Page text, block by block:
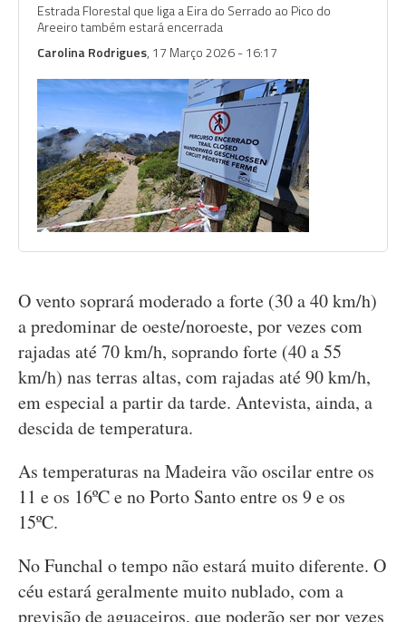
Estrada Florestal que liga a Eira do Serrado ao Pico do
Areeiro também estará encerrada
Carolina Rodrigues, 17 Março 2026 - 16:17
O vento soprará moderado a forte (30 a 40 km/h)
a predominar de oeste/noroeste, por vezes com
rajadas até 70 km/h, soprando forte (40 a 55
km/h) nas terras altas, com rajadas até 90 km/h,
em especial a partir da tarde. Antevista, ainda, a
descida de temperatura.
As temperaturas na Madeira vão oscilar entre os
11 e os 16ºC e no Porto Santo entre os 9 e os
15ºC.
No Funchal o tempo não estará muito diferente. O
céu estará geralmente muito nublado, com a
previsão de aguaceiros, que poderão ser por vezes